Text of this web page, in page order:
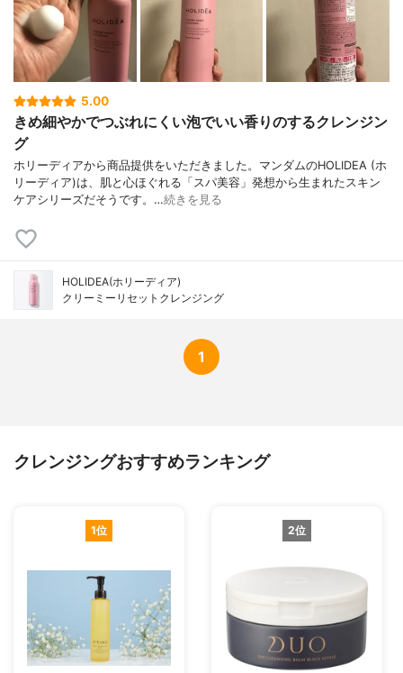
5.00
きめ細やかでつぶれにくい泡でいい香りのするクレンジン
グ
ホリーディアから商品提供をいただきました。マンダムのHOLIDEA (ホ
リーディア)は、肌と心ほぐれる「スパ美容」発想から生まれたスキン
ケアシリーズだそうです。…続きを見る
HOLIDEA(ホリーディア)
クリーミーリセットクレンジング
1
クレンジングおすすめランキング
1位 2位